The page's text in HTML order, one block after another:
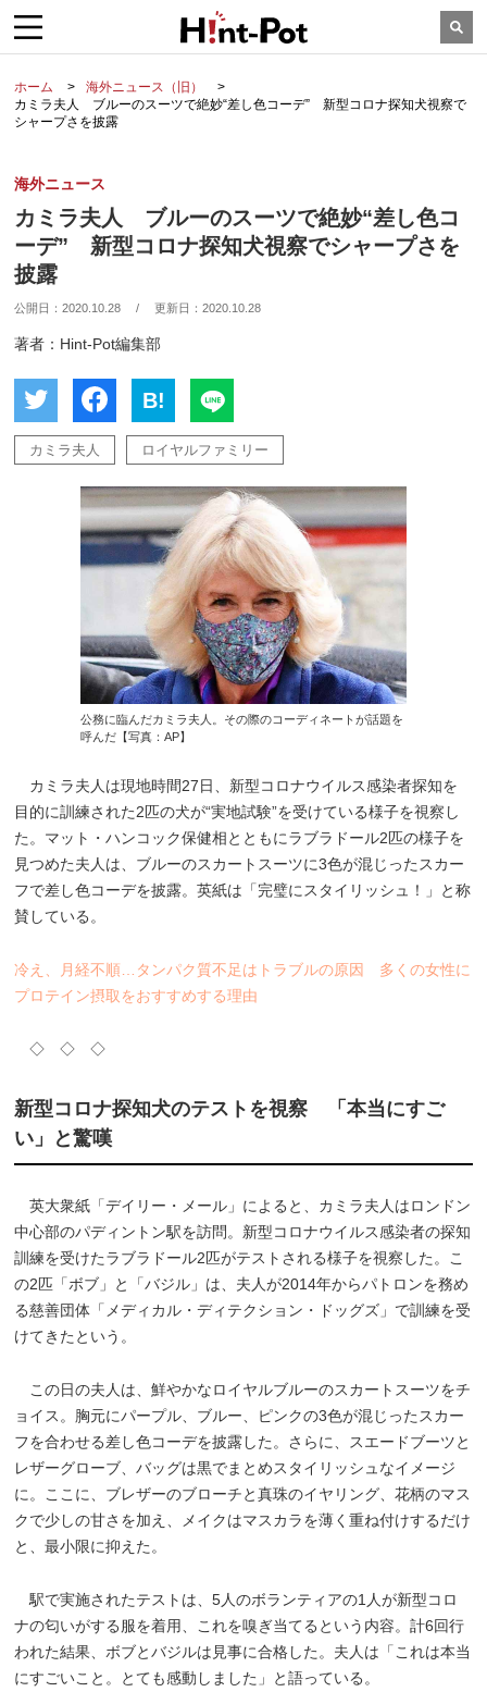
ホーム
海外ニュース（旧）
カミラ夫人 ブルーのスーツで絶妙“差し色コーデ” 新型コロナ探知犬視察で
シャープさを披露
海外ニュース
カミラ夫人 ブルーのスーツで絶妙“差し色コ
ーデ” 新型コロナ探知犬視察でシャープさを
披露
公開日：2020.10.28 / 更新日：2020.10.28
著者：Hint-Pot編集部
B!
カミラ夫人 ロイヤルファミリー
公務に臨んだカミラ夫人。その際のコーディネートが話題を
呼んだ【写真：AP】
カミラ夫人は現地時間27日、新型コロナウイルス感染者探知を
目的に訓練された2匹の犬が“実地試験”を受けている様子を視察し
た。マット・ハンコック保健相とともにラブラドール2匹の様子を
見つめた夫人は、ブルーのスカートスーツに3色が混じったスカー
フで差し色コーデを披露。英紙は「完璧にスタイリッシュ！」と称
賛している。
冷え、月経不順…タンパク質不足はトラブルの原因 多くの女性に
プロテイン摂取をおすすめする理由
◇ ◇ ◇
新型コロナ探知犬のテストを視察 「本当にすご
い」と驚嘆
英大衆紙「デイリー・メール」によると、カミラ夫人はロンドン
中心部のパディントン駅を訪問。新型コロナウイルス感染者の探知
訓練を受けたラブラドール2匹がテストされる様子を視察した。こ
の2匹「ボブ」と「バジル」は、夫人が2014年からパトロンを務め
る慈善団体「メディカル・ディテクション・ドッグズ」で訓練を受
けてきたという。
この日の夫人は、鮮やかなロイヤルブルーのスカートスーツをチ
ョイス。胸元にパープル、ブルー、ピンクの3色が混じったスカー
フを合わせる差し色コーデを披露した。さらに、スエードブーツと
レザーグローブ、バッグは黒でまとめスタイリッシュなイメージ
に。ここに、ブレザーのブローチと真珠のイヤリング、花柄のマス
クで少しの甘さを加え、メイクはマスカラを薄く重ね付けするだけ
と、最小限に抑えた。
駅で実施されたテストは、5人のボランティアの1人が新型コロ
ナの匂いがする服を着用、これを嗅ぎ当てるという内容。計6回行
われた結果、ボブとバジルは見事に合格した。夫人は「これは本当
にすごいこと。とても感動しました」と語っている。